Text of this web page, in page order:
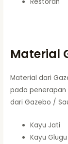
Material
Material dari
pada
dari Gazebo /
Kayu Jati
Kayu Glugu